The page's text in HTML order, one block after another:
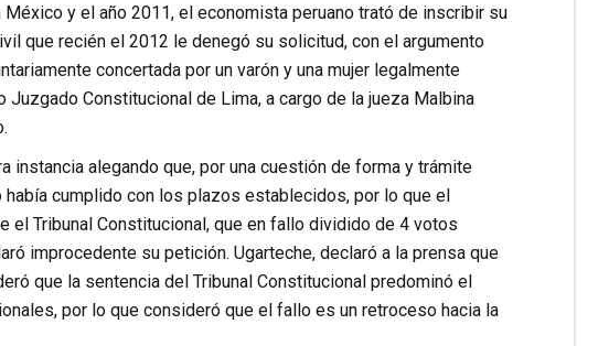
y el año 2011, el economista peruano trató de inscribir su
que recién el 2012 le denegó su solicitud, con el argumento
concertada por un varón y una mujer legalmente
Constitucional de Lima, a cargo de la jueza Malbina
instancia alegando que, por una cuestión de forma y trámite
cumplido con los plazos establecidos, por lo que el
el Tribunal Constitucional, que en fallo dividido de 4 votos
improcedente su petición. Ugarteche, declaró a la prensa que
que la sentencia del Tribunal Constitucional predominó el
por lo que consideró que el fallo es un retroceso hacia la